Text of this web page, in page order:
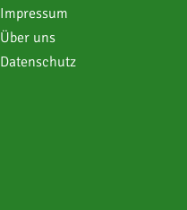
Impressum
Über uns
Datenschutz